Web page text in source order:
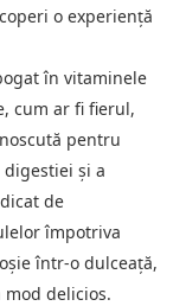
o experiență
în vitaminele
cum ar fi fierul,
pentru
și a
de
împotriva
într-o dulceață,
delicios.